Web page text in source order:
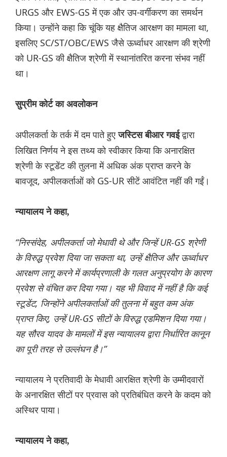
URGS और EWS-GS में एक और उप-वर्गीकरण का समर्थन
किया। उन्होंने कहा कि चूंकि यह क्षैतिज आरक्षण का मामला था,
इसलिए SC/ST/OBC/EWS जैसे ऊर्ध्वाधर आरक्षण की श्रेणी
को UR-GS की क्षैतिज श्रेणी में स्थानांतरित करना संभव नहीं
था।
सुप्रीम कोर्ट का अवलोकन
अपीलकर्ता के तर्क में दम पाते हुएजस्टिस बीआर गवईद्वारा
लिखित निर्णय ने इस तथ्य को स्वीकार किया कि अनारक्षित
श्रेणी के स्टूडेंट की तुलना में अधिक अंक प्राप्त करने के
बावजूद, अपीलकर्ताओं को GS-UR सीटें आवंटित नहीं की गईं।
न्यायालय ने कहा,
“निस्संदेह, अपीलकर्ता जो मेधावी थे और जिन्हें UR-GS श्रेणी
के विरुद्ध प्रवेश दिया जा सकता था, उन्हें क्षैतिज और ऊर्ध्वाधर
आरक्षण लागू करने में कार्यप्रणाली के गलत अनुप्रयोग के कारण
प्रवेश से वंचित कर दिया गया। यह भी विवाद में नहीं है कि कई
स्टूडेंट, जिन्होंने अपीलकर्ताओं की तुलना में बहुत कम अंक
प्राप्त किए, उन्हें UR-GS सीटों के विरुद्ध एडमिशन दिया गया।
यह सौरव यादव के मामलों में इस न्यायालय द्वारा निर्धारित कानून
का पूरी तरह से उल्लंघन है।”
न्यायालय ने प्रतिवादी के मेधावी आरक्षित श्रेणी के उम्मीदवारों
के अनारक्षित सीटों पर प्रवास को प्रतिबंधित करने के कदम को
अस्थिर पाया।
न्यायालय ने कहा,